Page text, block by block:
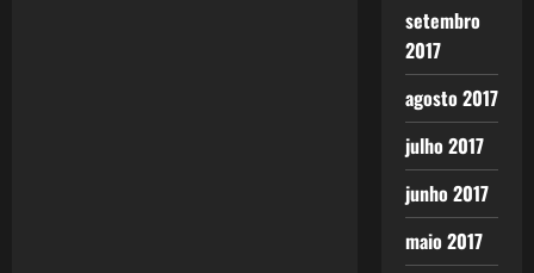
setembro
2017
agosto 2017
julho 2017
junho 2017
maio 2017